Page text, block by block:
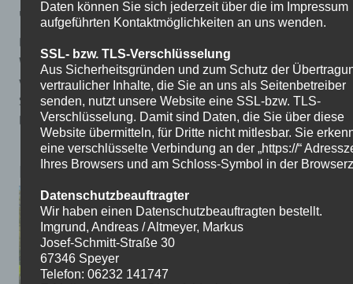
und anderer Tierarten gewinnen.
Das Projekt vermittelte auf eindrucksvolle Weise
Wissen über Arten- und Naturschutz und zeigte, wie
wichtig der Erhalt bedrohter Lebensräume ist. Die Live-
Safari war für alle Beteiligten ein spannendes und
lehrreiches Erlebnis.
Klassenfahrt der 6b nach Saarbrücken
Daten können Sie sich jederzeit über die im Impressum
aufgeführten Kontaktmöglichkeiten an uns wenden.
SSL- bzw. TLS-Verschlüsselung
Aus Sicherheitsgründen und zum Schutz der
vertraulicher Inhalte, die Sie an uns als Seitenbetreiber
senden, nutzt unsere Website eine SSL-bzw. TLS-
Verschlüsselung. Damit sind Daten, die Sie über diese
Website übermitteln, für Dritte nicht mitlesbar. Sie
eine verschlüsselte Verbindung an der „https://“
Ihres Browsers und am Schloss-Symbol in der
Datenschutzbeauftragter
Wir haben einen Datenschutzbeauftragten bestellt.
Imgrund, Andreas / Altmeyer, Markus
Josef-Schmitt-Straße 30
67346 Speyer
Telefon: 06232 141747